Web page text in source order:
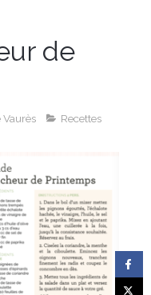
de
Recettes